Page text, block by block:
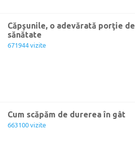
Căpşunile, o adevărată porţie de
sănătate
671944 vizite
Cum scăpăm de durerea în gât
663100 vizite